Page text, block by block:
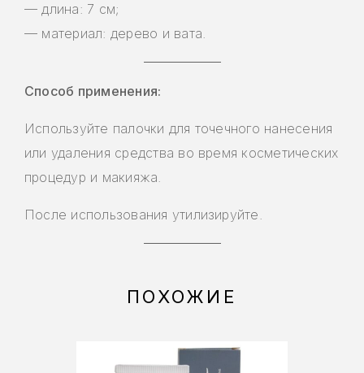
— длина: 7 см;
— материал: дерево и вата.
Способ применения:
Используйте палочки для точечного нанесения
или удаления средства во время косметических
процедур и макияжа.
После использования утилизируйте.
ПОХОЖИЕ